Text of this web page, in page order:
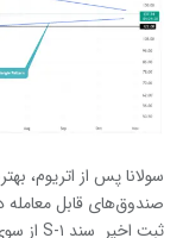
سولانا پس از اتریوم،